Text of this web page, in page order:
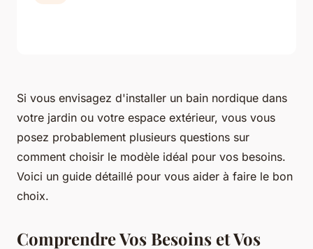
Si vous envisagez d'installer un bain nordique dans
votre jardin ou votre espace extérieur, vous vous
posez probablement plusieurs questions sur
comment choisir le modèle idéal pour vos besoins.
Voici un guide détaillé pour vous aider à faire le bon
choix.
Comprendre Vos Besoins et Vos